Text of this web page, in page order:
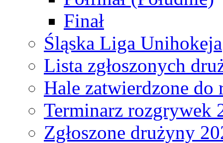
Finał
Śląska Liga Unihokeja
Lista zgłoszonych
Hale zatwierdzone do
Terminarz rozgrywek
Zgłoszone drużyny